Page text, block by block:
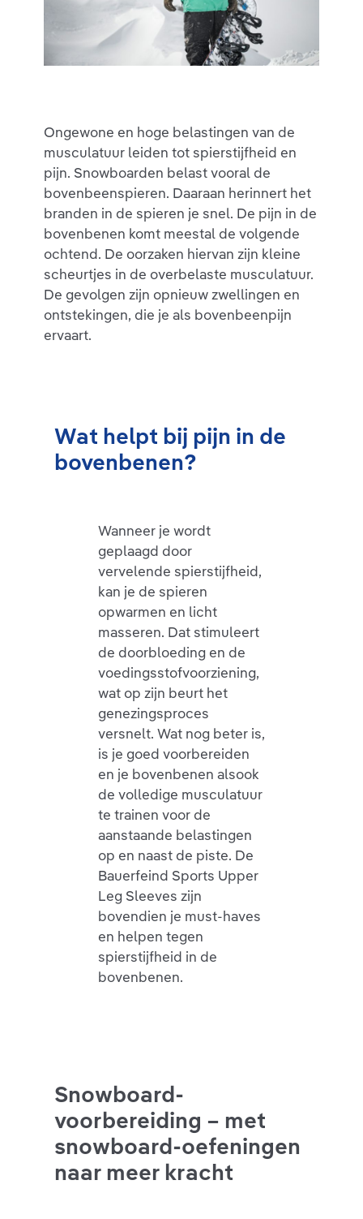
Ongewone en hoge belastingen van de
musculatuur leiden tot spierstijfheid en
pijn. Snowboarden belast vooral de
bovenbeenspieren. Daaraan herinnert het
branden in de spieren je snel. De pijn in de
bovenbenen komt meestal de volgende
ochtend. De oorzaken hiervan zijn kleine
scheurtjes in de overbelaste musculatuur.
De gevolgen zijn opnieuw zwellingen en
ontstekingen, die je als bovenbeenpijn
ervaart.
Wat helpt bij pijn in de
bovenbenen?
Wanneer je wordt
geplaagd door
vervelende spierstijfheid,
kan je de spieren
opwarmen en licht
masseren. Dat stimuleert
de doorbloeding en de
voedingsstofvoorziening,
wat op zijn beurt het
genezingsproces
versnelt. Wat nog beter is,
is je goed voorbereiden
en je bovenbenen alsook
de volledige musculatuur
te trainen voor de
aanstaande belastingen
op en naast de piste. De
Bauerfeind Sports Upper
Leg Sleeves zijn
bovendien je must-haves
en helpen tegen
spierstijfheid in de
bovenbenen.
Snowboard-
voorbereiding – met
snowboard-oefeningen
naar meer kracht